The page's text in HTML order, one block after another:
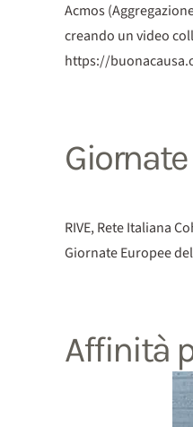
Acmos
creando un video
https://
RIVE, Rete Italiana
Giornate Europee
Affinità